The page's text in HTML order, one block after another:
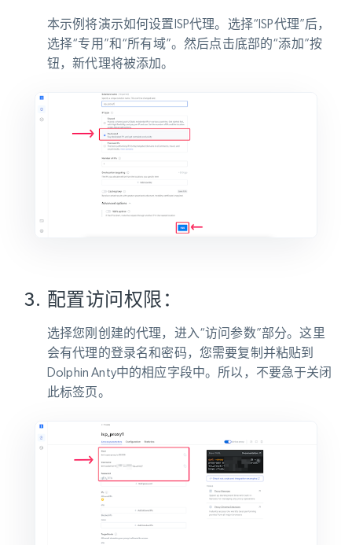
本示例将演示如何设置ISP代理。选择“ISP代理”后，
选择“专用”和“所有域”。然后点击底部的“添加”按
钮，新代理将被添加。
配置访问权限：
选择您刚创建的代理，进入“访问参数”部分。这里
会有代理的登录名和密码，您需要复制并粘贴到
Dolphin Anty中的相应字段中。所以，不要急于关闭
此标签页。